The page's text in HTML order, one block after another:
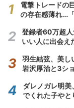
電撃トレードの
の存在感薄れ...
登録者60万超
いい人に出会え
羽生結弦、美し
岩沢厚治と3シ
ダレノガレ明
でくれた子やと